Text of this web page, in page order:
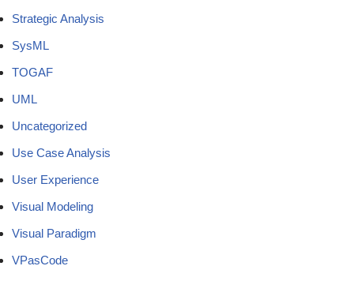
Strategic Analysis
SysML
TOGAF
UML
Uncategorized
Use Case Analysis
User Experience
Visual Modeling
Visual Paradigm
VPasCode